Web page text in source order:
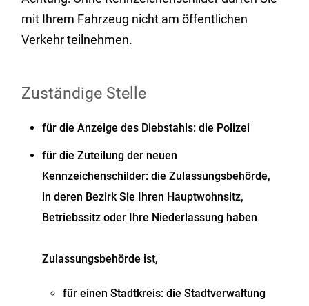
mit Ihrem Fahrzeug nicht am öffentlichen
Verkehr teilnehmen.
Zuständige Stelle
für die Anzeige des Diebstahls: die Polizei
für die Zuteilung der neuen
Kennzeichenschilder: die Zulassungsbehörde,
in deren Bezirk Sie Ihren Hauptwohnsitz,
Betriebssitz oder Ihre Niederlassung haben
Zulassungsbehörde ist,
für einen Stadtkreis: die Stadtverwaltung